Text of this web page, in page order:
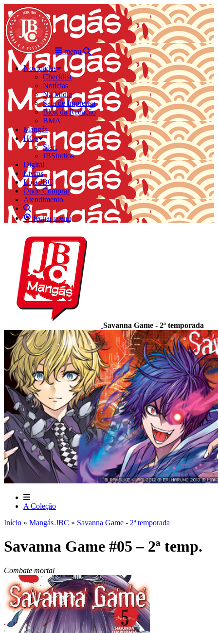
menu
Novidades
Checklist
Notícias
Na Mídia
Sala de Imprensa
Blog da Redação
BMA
Mangás
HQs
Start
JBStudios
Digital
Livros
Loja JBC
Onde Comprar
Atendimento
fechar menu
Savanna Game - 2ª temporada
A Coleção
Início » Mangás JBC » Savanna Game - 2ª temporada
Savanna Game #05 – 2ª temp.
Combate mortal